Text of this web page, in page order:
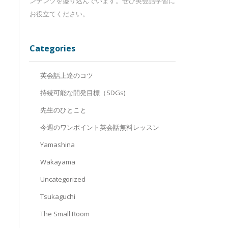
お役立てください。
Categories
英会話上達のコツ
持続可能な開発目標（SDGs)
先生のひとこと
今週のワンポイント英会話無料レッスン
Yamashina
Wakayama
Uncategorized
Tsukaguchi
The Small Room